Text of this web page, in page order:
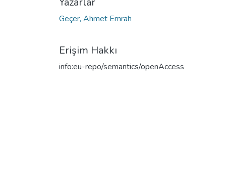
Geçer, Ahmet Emrah
Erişim Hakkı
info:eu-repo/semantics/openAccess